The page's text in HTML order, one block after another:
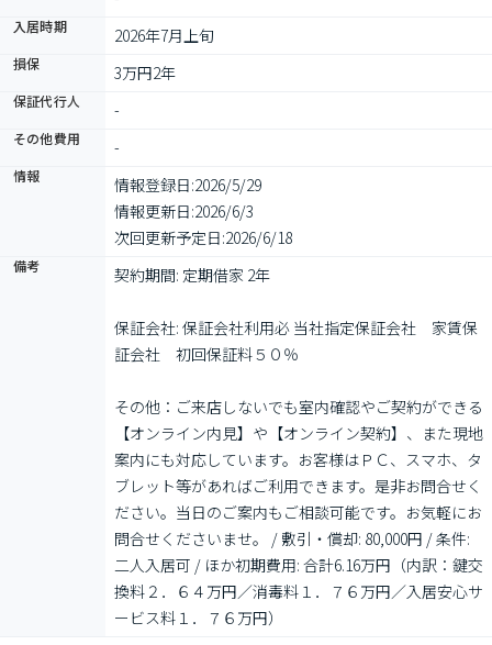
入居時期 2026年7月上旬
損保 3万円2年
保証代行人 -
その他費用 -
情報 情報登録日:2026/5/29
情報更新日:2026/6/3
次回更新予定日:2026/6/18
備考 契約期間: 定期借家 2年
保証会社: 保証会社利用必 当社指定保証会社　家賃保
証会社　初回保証料５０％
その他：ご来店しないでも室内確認やご契約ができる
【オンライン内見】や【オンライン契約】、また現地
案内にも対応しています。お客様はＰＣ、スマホ、タ
ブレット等があればご利用できます。是非お問合せく
ださい。当日のご案内もご相談可能です。お気軽にお
問合せくださいませ。 / 敷引・償却: 80,000円 / 条件:
二人入居可 / ほか初期費用: 合計6.16万円（内訳：鍵交
換料２．６４万円／消毒料１．７６万円／入居安心サ
ービス料１．７６万円）